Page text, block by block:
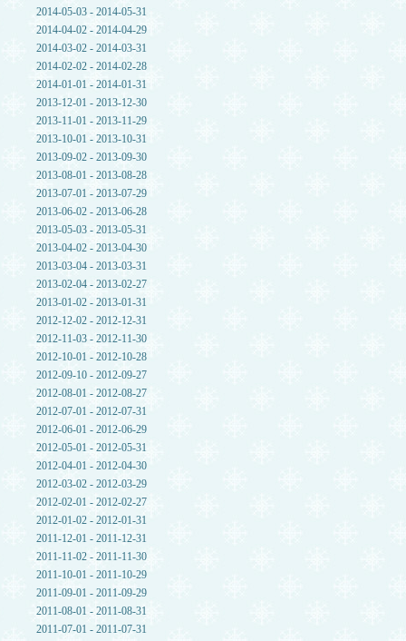
2014-05-03 - 2014-05-31
2014-04-02 - 2014-04-29
2014-03-02 - 2014-03-31
2014-02-02 - 2014-02-28
2014-01-01 - 2014-01-31
2013-12-01 - 2013-12-30
2013-11-01 - 2013-11-29
2013-10-01 - 2013-10-31
2013-09-02 - 2013-09-30
2013-08-01 - 2013-08-28
2013-07-01 - 2013-07-29
2013-06-02 - 2013-06-28
2013-05-03 - 2013-05-31
2013-04-02 - 2013-04-30
2013-03-04 - 2013-03-31
2013-02-04 - 2013-02-27
2013-01-02 - 2013-01-31
2012-12-02 - 2012-12-31
2012-11-03 - 2012-11-30
2012-10-01 - 2012-10-28
2012-09-10 - 2012-09-27
2012-08-01 - 2012-08-27
2012-07-01 - 2012-07-31
2012-06-01 - 2012-06-29
2012-05-01 - 2012-05-31
2012-04-01 - 2012-04-30
2012-03-02 - 2012-03-29
2012-02-01 - 2012-02-27
2012-01-02 - 2012-01-31
2011-12-01 - 2011-12-31
2011-11-02 - 2011-11-30
2011-10-01 - 2011-10-29
2011-09-01 - 2011-09-29
2011-08-01 - 2011-08-31
2011-07-01 - 2011-07-31